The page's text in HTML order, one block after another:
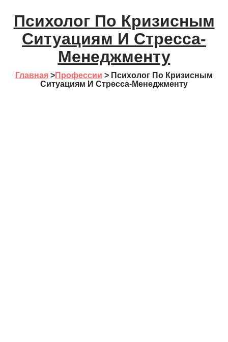
Психолог По Кризисным
Ситуациям И Стресса-
Менеджменту
Главная >Профессии > Психолог По Кризисным
Ситуациям И Стресса-Менеджменту